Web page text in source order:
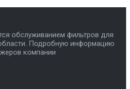
обслуживанием фильтров для
Подробную информацию
компании